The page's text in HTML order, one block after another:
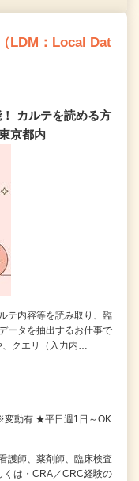
LDM：Local Dat
カルテを読める方
京都内
テ内容等を読み取り、臨
ータを抽出するお仕事で
、クエリ（入力内…
動有 ★平日週1日～OK
護師、薬剤師、臨床検査
くは・CRA／CRC経験の